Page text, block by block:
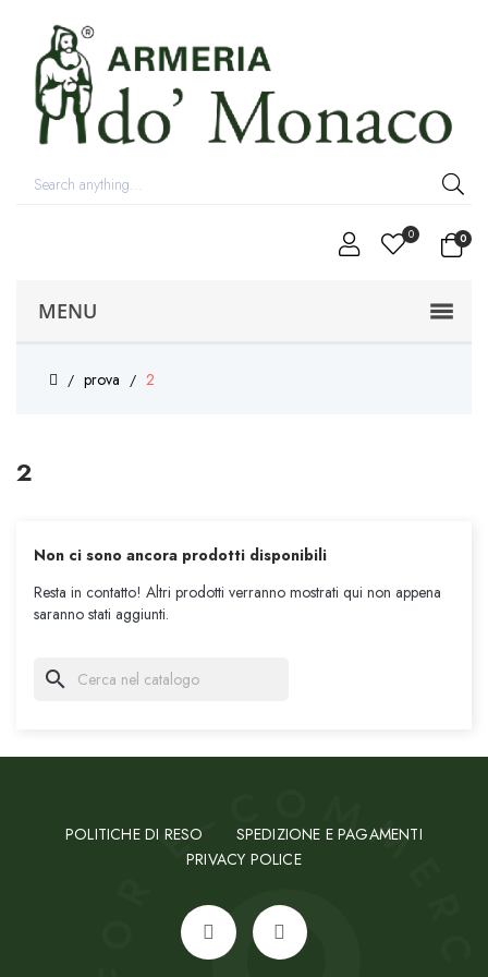
0 0
MENU
prova 2
2
Non ci sono ancora prodotti disponibili
Resta in contatto! Altri prodotti verranno mostrati qui non appena
saranno stati aggiunti.
search
POLITICHE DI RESO
SPEDIZIONE E PAGAMENTI
PRIVACY POLICE